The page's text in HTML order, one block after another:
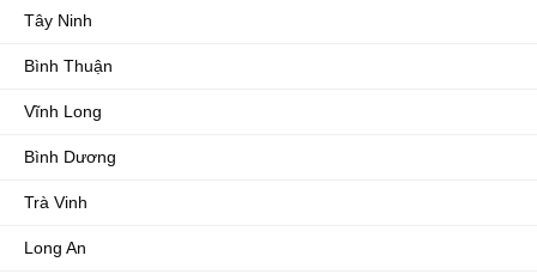
Tây Ninh
Bình Thuận
Vĩnh Long
Bình Dương
Trà Vinh
Long An